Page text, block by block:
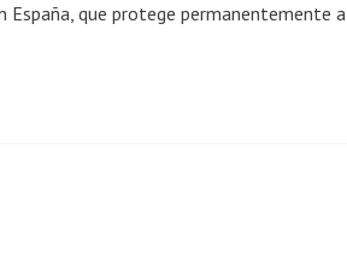
que protege permanentemente a